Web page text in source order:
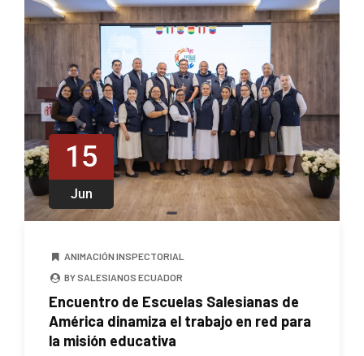
15
Jun
ANIMACIÓN INSPECTORIAL
BY SALESIANOS ECUADOR
Encuentro de Escuelas Salesianas de
América dinamiza el trabajo en red para
la misión educativa